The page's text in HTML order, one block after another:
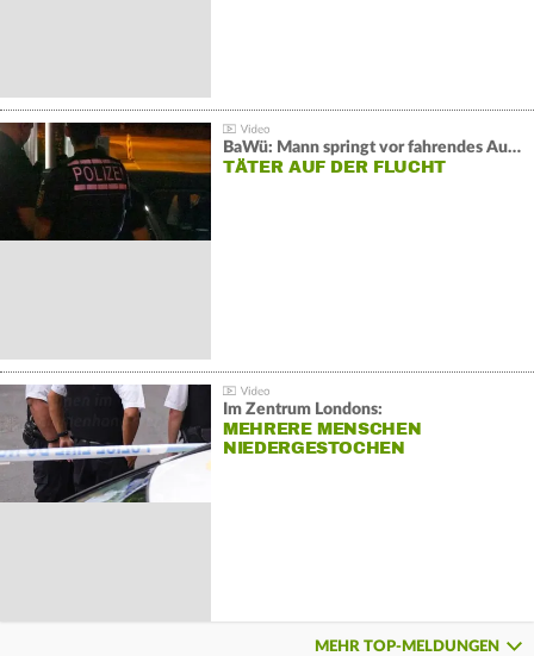
BaWü: Mann springt vor fahrendes Auto und schießt
TÄTER AUF DER FLUCHT
Im Zentrum Londons:
MEHRERE MENSCHEN
NIEDERGESTOCHEN
MEHR TOP-MELDUNGEN